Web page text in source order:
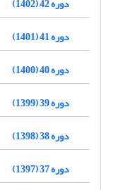
دوره 41 (1401)
دوره 40 (1400)
دوره 39 (1399)
دوره 38 (1398)
دوره 37 (1397)